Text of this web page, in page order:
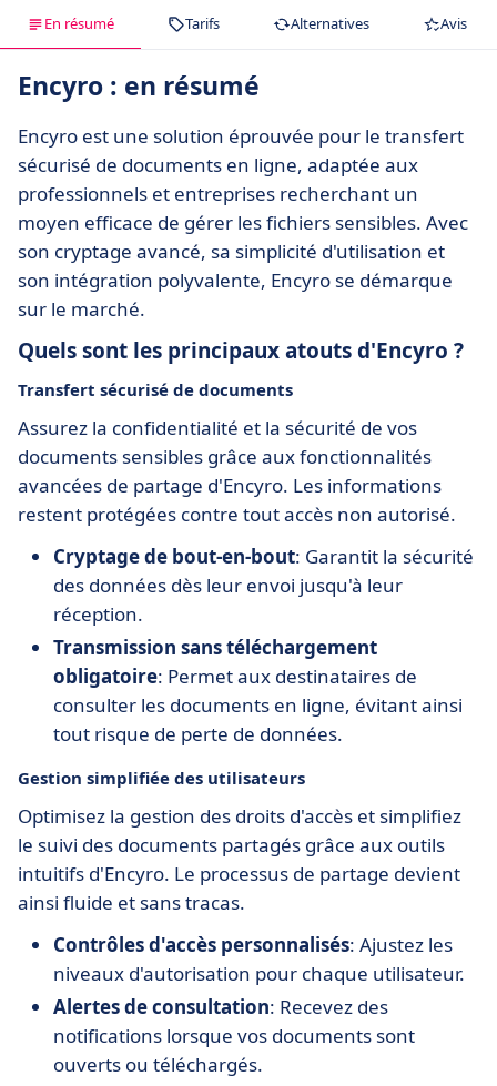
En résumé Tarifs Alternatives Avis
Encyro : en résumé
Encyro est une solution éprouvée pour le transfert
sécurisé de documents en ligne, adaptée aux
professionnels et entreprises recherchant un
moyen efficace de gérer les fichiers sensibles. Avec
son cryptage avancé, sa simplicité d'utilisation et
son intégration polyvalente, Encyro se démarque
sur le marché.
Quels sont les principaux atouts d'Encyro ?
Transfert sécurisé de documents
Assurez la confidentialité et la sécurité de vos
documents sensibles grâce aux fonctionnalités
avancées de partage d'Encyro. Les informations
restent protégées contre tout accès non autorisé.
Cryptage de bout-en-bout: Garantit la sécurité
des données dès leur envoi jusqu'à leur
réception.
Transmission sans téléchargement
obligatoire: Permet aux destinataires de
consulter les documents en ligne, évitant ainsi
tout risque de perte de données.
Gestion simplifiée des utilisateurs
Optimisez la gestion des droits d'accès et simplifiez
le suivi des documents partagés grâce aux outils
intuitifs d'Encyro. Le processus de partage devient
ainsi fluide et sans tracas.
Contrôles d'accès personnalisés: Ajustez les
niveaux d'autorisation pour chaque utilisateur.
Alertes de consultation: Recevez des
notifications lorsque vos documents sont
ouverts ou téléchargés.